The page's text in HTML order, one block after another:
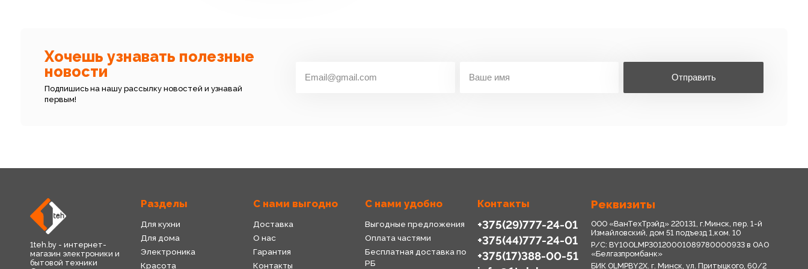
Хочешь узнавать полезные
новости
Подпишись на нашу рассылку новостей и узнавай
первым!
Отправить
1teh.by - интернет-
магазин электроники и
бытовой техники
Разделы
Для кухни
Для дома
Электроника
Красота
С нами выгодно
Доставка
О нас
Гарантия
Контакты
С нами удобно
Выгодные предложения
Оплата частями
Бесплатная доставка по
РБ
Контакты
+375(29)777-24-01
+375(44)777-24-01
+375(17)388-00-51
Реквизиты
ООО «ВанТехТрэйд» 220131, г.Минск, пер. 1-й
Измайловский, дом 51 подъезд 1,ком. 10
Р/С: BY10OLMP30120001089780000933 в OАО
«Белгазпромбанк»
БИК OLMPBY2X. г. Минск, ул. Притыцкого, 60/2